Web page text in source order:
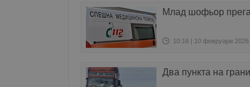
Млад шофьор
10:16 | 10 февруари 2026
Два пункта на